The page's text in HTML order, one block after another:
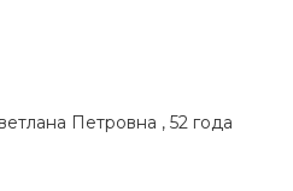
Петровна , 52 года